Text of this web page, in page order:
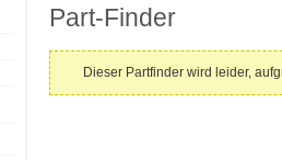
Part-Finder
Dieser Partfinder wird leider,